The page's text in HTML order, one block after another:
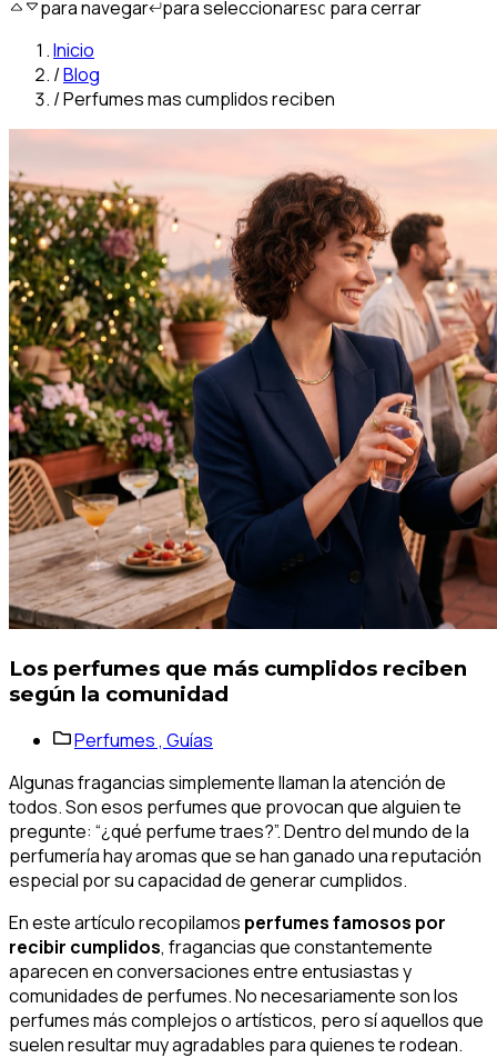
para navegar para seleccionarESC para cerrar
Inicio
/Blog
/Perfumes mas cumplidos reciben
Los perfumes que más cumplidos reciben
según la comunidad
Perfumes , Guías
Algunas fragancias simplemente llaman la atención de
todos. Son esos perfumes que provocan que alguien te
pregunte: “¿qué perfume traes?”. Dentro del mundo de la
perfumería hay aromas que se han ganado una reputación
especial por su capacidad de generar cumplidos.
En este artículo recopilamos perfumes famosos por
recibir cumplidos, fragancias que constantemente
aparecen en conversaciones entre entusiastas y
comunidades de perfumes. No necesariamente son los
perfumes más complejos o artísticos, pero sí aquellos que
suelen resultar muy agradables para quienes te rodean.